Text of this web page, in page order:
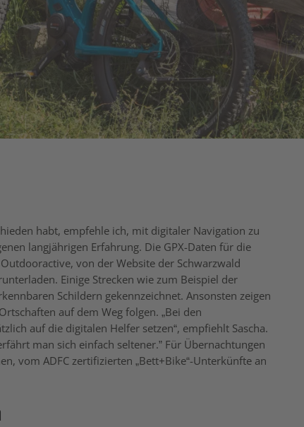
habt, empfehle ich, mit digitaler Navigation zu
langjährigen Erfahrung. Die GPX-Daten für die
von der Website der Schwarzwald
Einige Strecken wie zum Beispiel der
Schildern gekennzeichnet. Ansonsten zeigen
auf dem Weg folgen. „Bei den
auf die digitalen Helfer setzen“, empfiehlt Sascha.
man sich einfach seltener.” Für Übernachtungen
vom ADFC zertifizierten „Bett+Bike“-Unterkünfte an